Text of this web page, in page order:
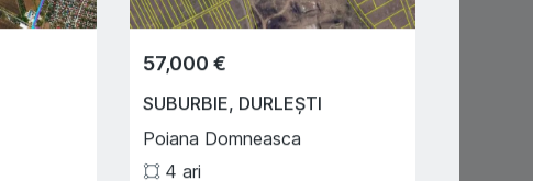
57,000 €
SUBURBIE, DURLEȘTI
Poiana Domneasca
4 ari